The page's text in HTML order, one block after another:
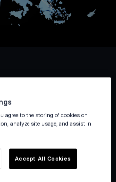
agree to the storing of cookies on
analyze site usage, and assist in
Accept All Cookies